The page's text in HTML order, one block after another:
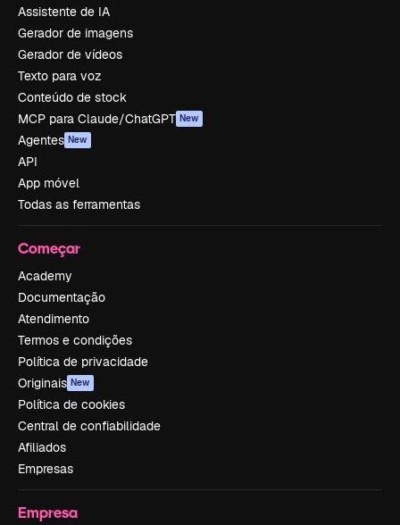
Assistente de IA
Gerador de imagens
Gerador de vídeos
Texto para voz
Conteúdo de stock
MCP para Claude/ChatGPT New
Agentes New
API
App móvel
Todas as ferramentas
Começar
Academy
Documentação
Atendimento
Termos e condições
Política de privacidade
Originais New
Política de cookies
Central de confiabilidade
Afiliados
Empresas
Empresa